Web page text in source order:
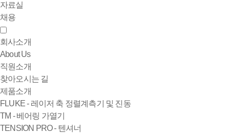
자료실
채용
회사소개
About Us
직원소개
찾아오시는 길
제품소개
FLUKE - 레이저 축 정렬계측기 및 진동
TM - 베어링 가열기
TENSION PRO - 텐셔너